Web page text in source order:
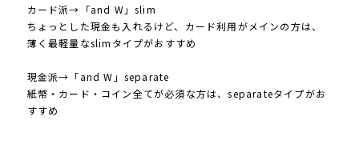
カード派→「and W」slim
ちょっとした現金も入れるけど、カード利用がメインの方は、
薄く最軽量なslimタイプがおすすめ
現金派→「and W」separate
紙幣・カード・コイン全てが必須な方は、separateタイプがお
すすめ